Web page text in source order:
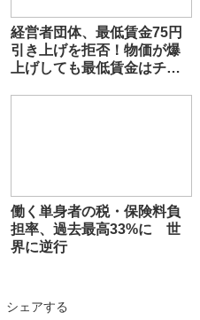
経営者団体、最低賃金75円
引き上げを拒否！物価が爆
上げしても最低賃金はチン
働く単身者の税・保険料負
担率、過去最高33%に 世
界に逆行
シェアする